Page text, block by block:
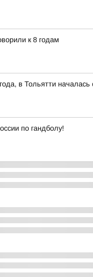
к 8 годам
в Тольятти
по гандболу!